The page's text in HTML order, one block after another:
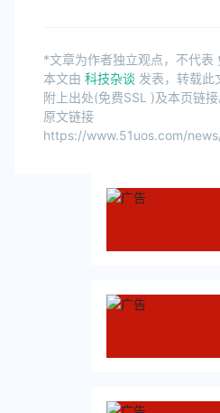
*文章为作者独立观点，不代表
本文由 科技杂谈 发表，转载此
附上出处(免费SSL )及本页链接
原文链接
https://www.51uos.com/